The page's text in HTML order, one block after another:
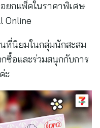
ยกแพ็คในราคาพิเศษ
Online
ที่นิยมในกลุ่มนักสะสม
ซื้อและร่วมสนุกกับการ
ะ